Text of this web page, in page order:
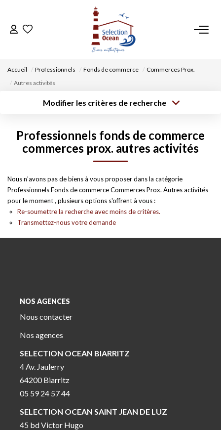
ACCUEIL
VENDRE UN BIEN
DÉPOSEZ VOTRE RECHERCHE
CONTACT
EN
Accueil Professionnels Fonds de commerce
Commerces Prox.
Autres activités
Modifier les critères de recherche
transaction
Plus de critères
Professionnels fonds de commerce
commerces prox. autres activités
Nous n'avons pas de biens à vous proposer dans la catégorie
Professionnels Fonds de commerce Commerces Prox. Autres activités
pour le moment , plusieurs options s'offrent à vous :
Re-soumettre la recherche avec moins de critères.
Transmettez-nous votre demande
NOS AGENCES
Nous contacter
Nos agences
SELECTION OCEAN BIARRITZ
4 Av. Jaulerry
64200 Biarritz
05 59 24 57 44
SELECTION OCEAN SAINT JEAN DE LUZ
45 bd Victor Hugo